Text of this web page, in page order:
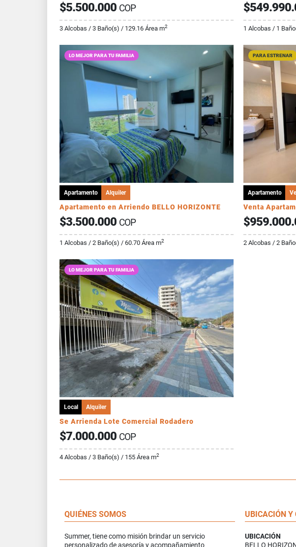
$5.500.000 COP
3 Alcobas / 3 Baño(s) / 129.16 Área m2 1 Alcobas / 1
LO MEJOR PARA TU FAMILIA
Apartamento Alquiler
Apartamento en Arriendo BELLO HORIZONTE
$3.500.000 COP
1 Alcobas / 2 Baño(s) / 60.70 Área m2
PARA ESTRENAR
Apartamento
2 Alcobas / 2
LO MEJOR PARA TU FAMILIA
Local Alquiler
Se Arrienda Lote Comercial Rodadero
$7.000.000 COP
4 Alcobas / 3 Baño(s) / 155 Área m2
QUIÉNES SOMOS
Summer, tiene como misión brindar un servicio
personalizado de asesoría y acompañamiento
UBICACIÓN Y
UBICACIÓN
BELLO